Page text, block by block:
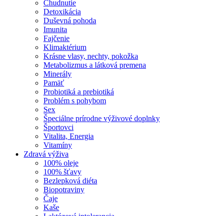
Chudnutie
Detoxikácia
Duševná pohoda
Imunita
Fajčenie
Klimaktérium
Krásne vlasy, nechty, pokožka
Metabolizmus a látková premena
Minerály
Pamäť
Probiotiká a prebiotiká
Problém s pohybom
Sex
Špeciálne prírodne výživové doplnky
Športovci
Vitalita, Energia
Vitamíny
Zdravá výživa
100% oleje
100% šťavy
Bezlepková diéta
Biopotraviny
Čaje
Kaše